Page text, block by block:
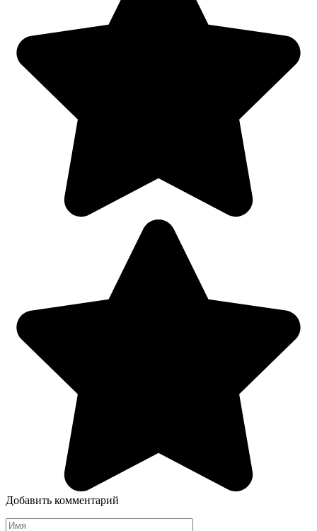
Добавить комментарий
Имя